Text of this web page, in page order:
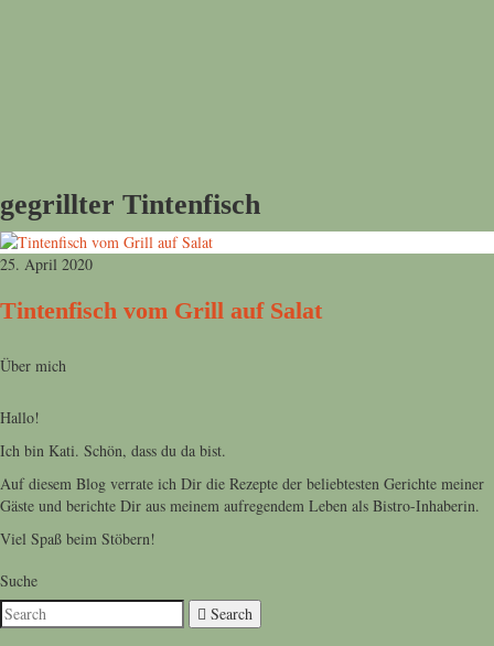
gegrillter Tintenfisch
25. April 2020
Tintenfisch vom Grill auf Salat
Über mich
Hallo!
Ich bin Kati. Schön, dass du da bist.
Auf diesem Blog verrate ich Dir die Rezepte der beliebtesten Gerichte meiner
Gäste und berichte Dir aus meinem aufregendem Leben als Bistro-Inhaberin.
Viel Spaß beim Stöbern!
Suche
Search